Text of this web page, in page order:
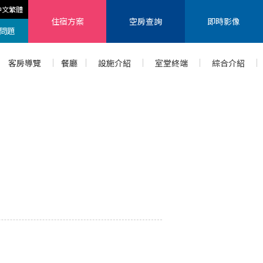
文繁體
住宿方案 空房查詢
即時影像
題
客房導覽 餐廳 設施介紹 室堂終端 綜合介紹